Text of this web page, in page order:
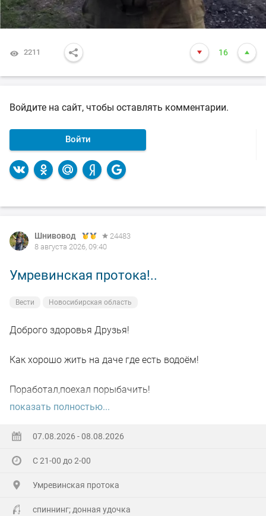
2211 16
Войдите на сайт, чтобы оставлять комментарии.
Войти
Шнивовод
24483
8 августа 2026, 09:40
Умревинская протока!..
Вести Новосибирская область
Доброго здоровья Друзья!
Как хорошо жить на даче где есть водоём!
Поработал,поехал порыбачить!
поработал"цирюльником" 😂в теплицах!
А вечером захотелось повторить предыдущее "ночное
рандеву"!
Прибыл на берег в девять часов,и что я вижу 😲,
показать полностью...
07.08.2026 - 08.08.2026
С 21-00 до 2-00
Умревинская протока
спиннинг; донная удочка